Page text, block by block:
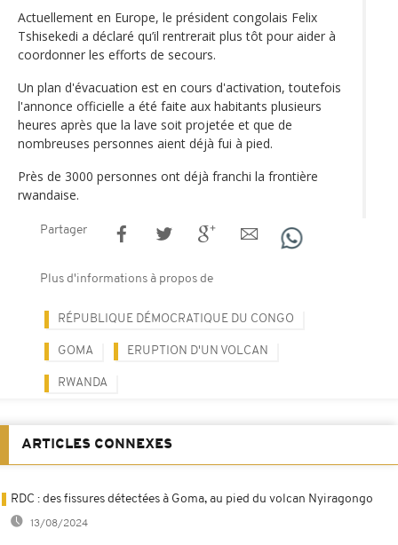
Actuellement en Europe, le président congolais Felix
Tshisekedi a déclaré qu’il rentrerait plus tôt pour aider à
coordonner les efforts de secours.
Un plan d'évacuation est en cours d'activation, toutefois
l'annonce officielle a été faite aux habitants plusieurs
heures après que la lave soit projetée et que de
nombreuses personnes aient déjà fui à pied.
Près de 3000 personnes ont déjà franchi la frontière
rwandaise.
Partager
Plus d'informations à propos de
RÉPUBLIQUE DÉMOCRATIQUE DU CONGO
GOMA ERUPTION D'UN VOLCAN
RWANDA
ARTICLES CONNEXES
RDC : des fissures détectées à Goma, au pied du volcan Nyiragongo
13/08/2024